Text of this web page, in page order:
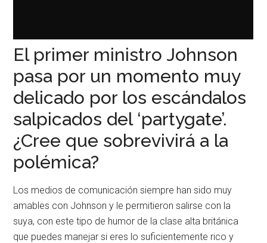
El primer ministro Johnson
pasa por un momento muy
delicado por los escándalos
salpicados del ‘partygate’.
¿Cree que sobrevivirá a la
polémica?
Los medios de comunicación siempre han sido muy
amables con Johnson y le permitieron salirse con la
suya, con este tipo de humor de la clase alta británica
que puedes manejar si eres lo suficientemente rico y